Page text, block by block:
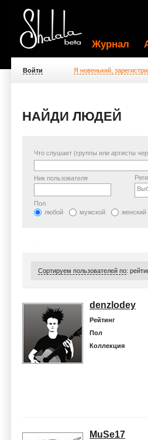
Журнал
Войти Я новенький,
НАЙДИ ЛЮДЕЙ
Что слушает (группы или артисты
Ник пользователя
Пол
любой
мужской женский
Сортируем пользователей по:
denzlodey
Рейтинг
Пол
Коллекция
MuSe17